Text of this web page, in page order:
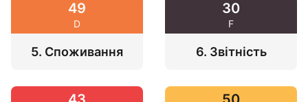
6. Звітність 5. Споживання